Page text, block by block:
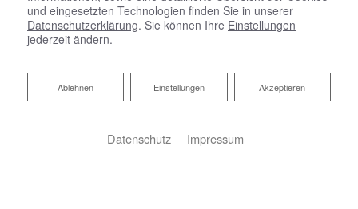
und eingesetzten Technologien finden Sie in unserer
Datenschutzerklärung. Sie können Ihre Einstellungen
jederzeit ändern.
Akzeptieren
Einstellungen
Ablehnen
Ablehnen
Datenschutz Impressum